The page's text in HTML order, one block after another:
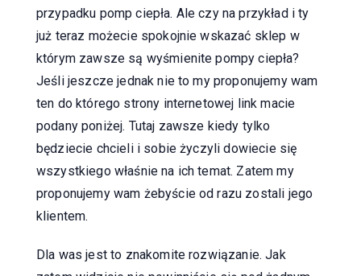
przypadku pomp ciepła. Ale czy na przykład i ty
już teraz możecie spokojnie wskazać sklep w
którym zawsze są wyśmienite pompy ciepła?
Jeśli jeszcze jednak nie to my proponujemy wam
ten do którego strony internetowej link macie
podany poniżej. Tutaj zawsze kiedy tylko
będziecie chcieli i sobie życzyli dowiecie się
wszystkiego właśnie na ich temat. Zatem my
proponujemy wam żebyście od razu zostali jego
klientem.
Dla was jest to znakomite rozwiązanie. Jak